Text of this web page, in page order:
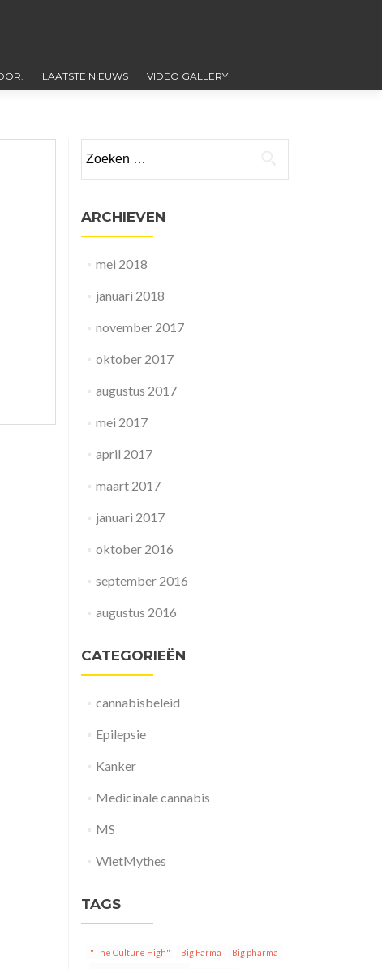
LAATSTE NIEUWS VIDEO GALLERY
naar:
ARCHIEVEN
mei 2018
januari 2018
november 2017
oktober 2017
augustus 2017
mei 2017
april 2017
maart 2017
januari 2017
oktober 2016
september 2016
augustus 2016
CATEGORIEËN
cannabisbeleid
Epilepsie
Kanker
Medicinale cannabis
MS
WietMythes
TAGS
"The Culture High" Big Farma Big pharma